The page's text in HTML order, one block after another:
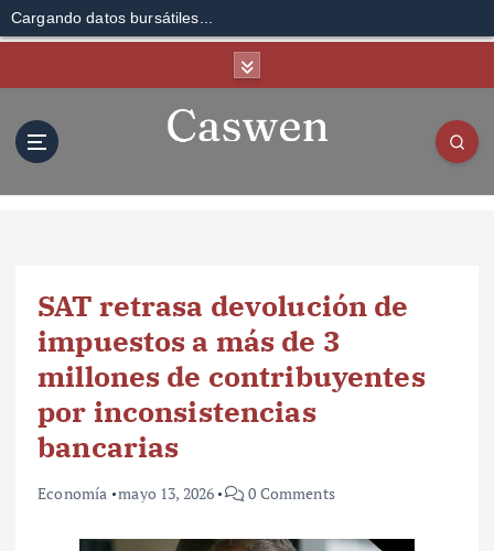
Cargando datos bursátiles...
SAT retrasa devolución de
impuestos a más de 3
millones de contribuyentes
por inconsistencias
bancarias
Economía mayo 13, 2026 0 Comments